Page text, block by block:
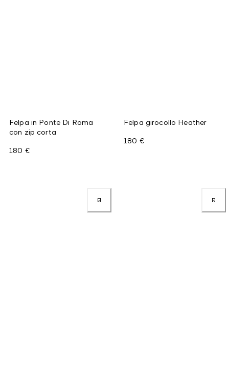
Felpa in Ponte Di Roma
con zip corta
180 €
Felpa girocollo Heather
180 €